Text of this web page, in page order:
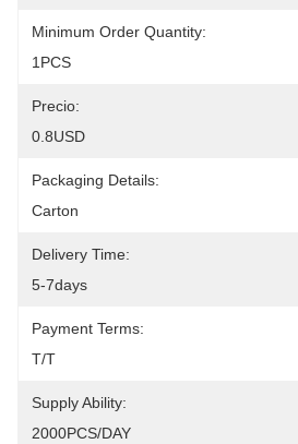
Minimum Order Quantity:
1PCS
Precio:
0.8USD
Packaging Details:
Carton
Delivery Time:
5-7days
Payment Terms:
T/T
Supply Ability:
2000PCS/DAY